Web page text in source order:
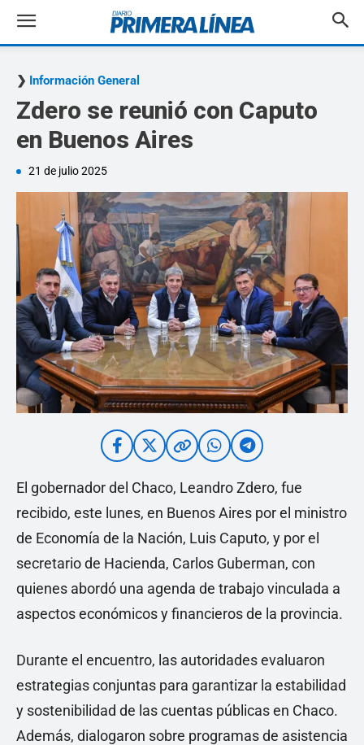
Información General
Zdero se reunió con Caputo
en Buenos Aires
21 de julio 2025
El gobernador del Chaco, Leandro Zdero, fue
recibido, este lunes, en Buenos Aires por el ministro
de Economía de la Nación, Luis Caputo, y por el
secretario de Hacienda, Carlos Guberman, con
quienes abordó una agenda de trabajo vinculada a
aspectos económicos y financieros de la provincia.
Durante el encuentro, las autoridades evaluaron
estrategias conjuntas para garantizar la estabilidad
y sostenibilidad de las cuentas públicas en Chaco.
Además, dialogaron sobre programas de asistencia